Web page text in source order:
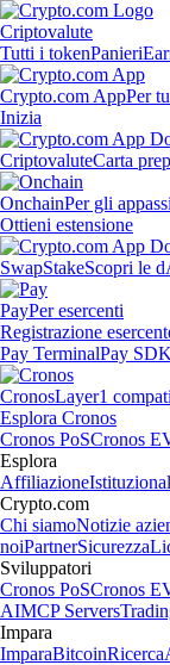
Criptovalute
Tutti i tokenPanieri
Crypto.com AppPer
Inizia
CriptovaluteCarta
OnchainPer gli
Ottieni estensione
SwapStakeScopri le
PayPer esercenti
Registrazione
Pay TerminalPay SDK
CronosLayer1
Esplora Cronos
Cronos PoSCronos
Esplora
Affiliazione
Crypto.com
Chi siamoNotizie
noiPartnerSicurezza
Sviluppatori
Cronos PoSCronos
AIMCP Servers
Impara
ImparaBitcoinRicerca